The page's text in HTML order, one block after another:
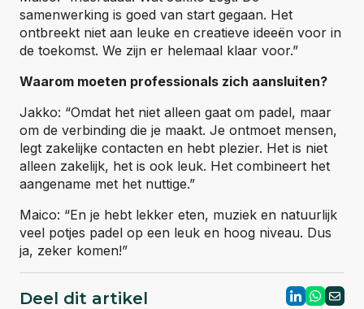
samenwerking is goed van start gegaan. Het
ontbreekt niet aan leuke en creatieve ideeën voor in
de toekomst. We zijn er helemaal klaar voor.”
Waarom moeten professionals zich aansluiten?
Jakko: “Omdat het niet alleen gaat om padel, maar
om de verbinding die je maakt. Je ontmoet mensen,
legt zakelijke contacten en hebt plezier. Het is niet
alleen zakelijk, het is ook leuk. Het combineert het
aangename met het nuttige.”
Maico: “En je hebt lekker eten, muziek en natuurlijk
veel potjes padel op een leuk en hoog niveau. Dus
ja, zeker komen!”
Deel dit artikel